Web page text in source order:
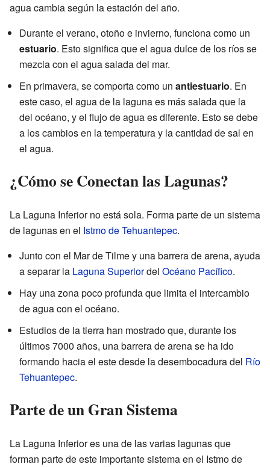
agua cambia según la estación del año.
Durante el verano, otoño e invierno, funciona como un
estuario. Esto significa que el agua dulce de los ríos se
mezcla con el agua salada del mar.
En primavera, se comporta como un antiestuario. En
este caso, el agua de la laguna es más salada que la
del océano, y el flujo de agua es diferente. Esto se debe
a los cambios en la temperatura y la cantidad de sal en
el agua.
¿Cómo se Conectan las Lagunas?
La Laguna Inferior no está sola. Forma parte de un sistema
de lagunas en el Istmo de Tehuantepec.
Junto con el Mar de Tilme y una barrera de arena, ayuda
a separar la Laguna Superiordel Océano Pacífico.
Hay una zona poco profunda que limita el intercambio
de agua con el océano.
Estudios de la tierra han mostrado que, durante los
últimos 7000 años, una barrera de arena se ha ido
formando hacia el este desde la desembocadura del Río
Tehuantepec.
Parte de un Gran Sistema
La Laguna Inferior es una de las varias lagunas que
forman parte de este importante sistema en el Istmo de